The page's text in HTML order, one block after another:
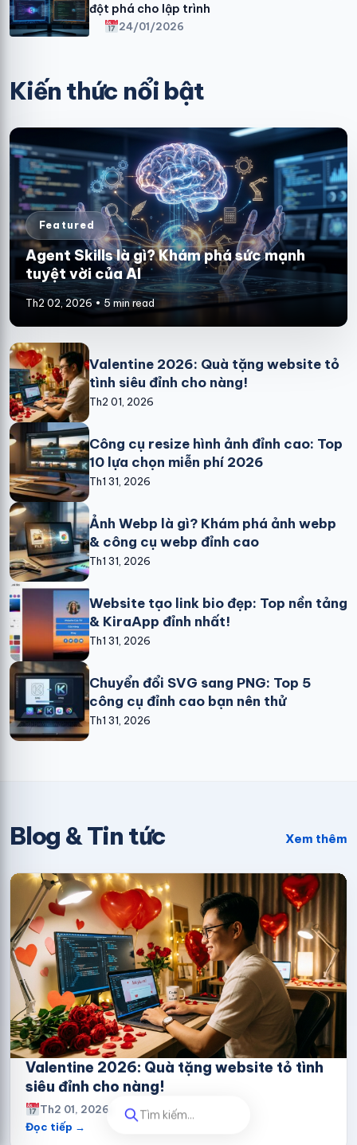
đột phá cho lập trình
24/01/2026
Kiến thức nổi bật
Featured
Agent Skills là gì? Khám phá sức mạnh
tuyệt vời của AI
Th2 02, 2026 • 5 min read
Valentine 2026: Quà tặng website tỏ
tình siêu đỉnh cho nàng!
Th2 01, 2026
Công cụ resize hình ảnh đỉnh cao: Top
10 lựa chọn miễn phí 2026
Th1 31, 2026
Ảnh Webp là gì? Khám phá ảnh webp
& công cụ webp đỉnh cao
Th1 31, 2026
Website tạo link bio đẹp: Top nền tảng
& KiraApp đỉnh nhất!
Th1 31, 2026
Chuyển đổi SVG sang PNG: Top 5
công cụ đỉnh cao bạn nên thử
Th1 31, 2026
Blog & Tin tức Xem thêm
Valentine 2026: Quà tặng website tỏ tình
siêu đỉnh cho nàng!
Th2 01, 2026
Đọc tiếp →
Tìm kiếm...